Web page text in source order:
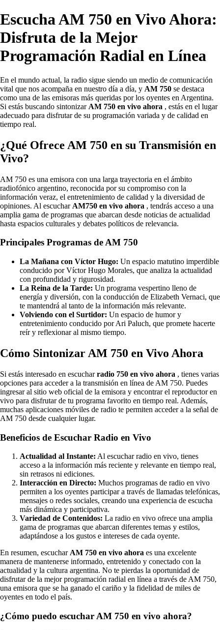
Escucha AM 750 en Vivo Ahora:
Disfruta de la Mejor
Programación Radial en Línea
En el mundo actual, la radio sigue siendo un medio de comunicación
vital que nos acompaña en nuestro día a día, y AM 750 se destaca
como una de las emisoras más queridas por los oyentes en Argentina.
Si estás buscando sintonizar AM 750 en vivo ahora , estás en el lugar
adecuado para disfrutar de su programación variada y de calidad en
tiempo real.
¿Qué Ofrece AM 750 en su Transmisión en
Vivo?
AM 750 es una emisora con una larga trayectoria en el ámbito
radiofónico argentino, reconocida por su compromiso con la
información veraz, el entretenimiento de calidad y la diversidad de
opiniones. Al escuchar AM750 en vivo ahora , tendrás acceso a una
amplia gama de programas que abarcan desde noticias de actualidad
hasta espacios culturales y debates políticos de relevancia.
Principales Programas de AM 750
La Mañana con Víctor Hugo: Un espacio matutino imperdible
conducido por Víctor Hugo Morales, que analiza la actualidad
con profundidad y rigurosidad.
La Reina de la Tarde: Un programa vespertino lleno de
energía y diversión, con la conducción de Elizabeth Vernaci, que
te mantendrá al tanto de la información más relevante.
Volviendo con el Surtidor: Un espacio de humor y
entretenimiento conducido por Ari Paluch, que promete hacerte
reír y reflexionar al mismo tiempo.
Cómo Sintonizar AM 750 en Vivo Ahora
Si estás interesado en escucharradio 750 en vivo ahora , tienes varias
opciones para acceder a la transmisión en línea de AM 750. Puedes
ingresar al sitio web oficial de la emisora y encontrar el reproductor en
vivo para disfrutar de tu programa favorito en tiempo real. Además,
muchas aplicaciones móviles de radio te permiten acceder a la señal de
AM 750 desde cualquier lugar.
Beneficios de Escuchar Radio en Vivo
Actualidad al Instante: Al escuchar radio en vivo, tienes
acceso a la información más reciente y relevante en tiempo real,
sin retrasos ni ediciones.
Interacción en Directo: Muchos programas de radio en vivo
permiten a los oyentes participar a través de llamadas telefónicas,
mensajes o redes sociales, creando una experiencia de escucha
más dinámica y participativa.
Variedad de Contenidos: La radio en vivo ofrece una amplia
gama de programas que abarcan diferentes temas y estilos,
adaptándose a los gustos e intereses de cada oyente.
En resumen, escuchar AM 750 en vivo ahora es una excelente
manera de mantenerse informado, entretenido y conectado con la
actualidad y la cultura argentina. No te pierdas la oportunidad de
disfrutar de la mejor programación radial en línea a través de AM 750,
una emisora que se ha ganado el cariño y la fidelidad de miles de
oyentes en todo el país.
¿Cómo puedo escuchar AM 750 en vivo ahora?